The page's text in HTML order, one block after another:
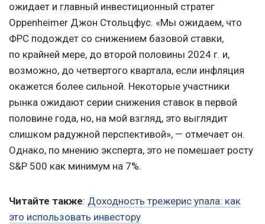
ожидает и главный инвестиционный стратег
Oppenheimer Джон Стольцфус. «Мы ожидаем, что
ФРС подождет со снижением базовой ставки,
по крайней мере, до второй половины 2024 г. и,
возможно, до четвертого квартала, если инфляция
окажется более сильной. Некоторые участники
рынка ожидают серии снижения ставок в первой
половине года, но, на мой взгляд, это выглядит
слишком радужной перспективой», — отмечает он.
Однако, по мнению эксперта, это не помешает росту
S&P 500 как минимум на 7%.
Читайте также: Доходность трежерис упала: как
это использовать инвестору